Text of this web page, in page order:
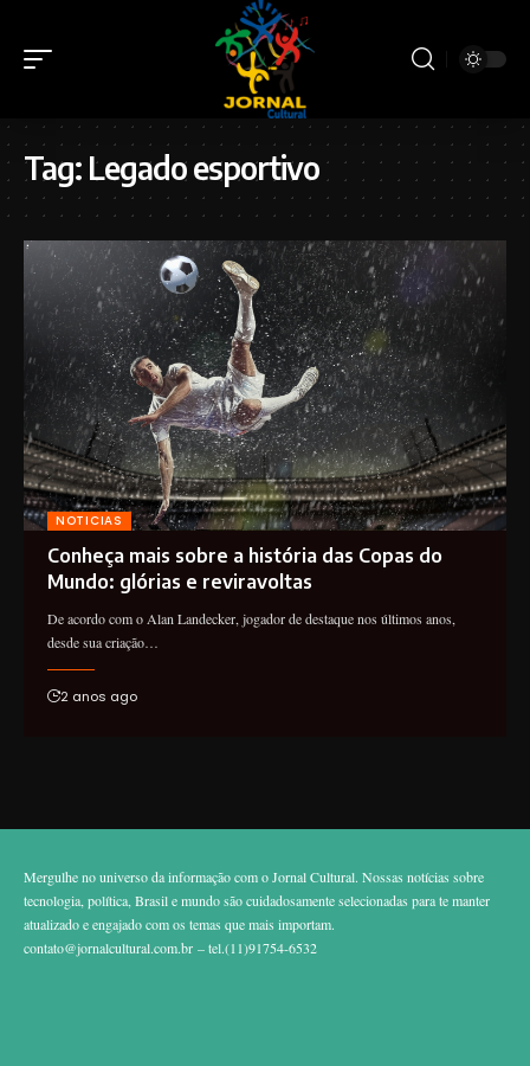
Tag: Legado esportivo
NOTICIAS
Conheça mais sobre a história das Copas do
Mundo: glórias e reviravoltas
De acordo com o Alan Landecker, jogador de destaque nos últimos anos,
desde sua criação…
2 anos ago
Mergulhe no universo da informação com o Jornal Cultural. Nossas notícias sobre
tecnologia, política, Brasil e mundo são cuidadosamente selecionadas para te manter
atualizado e engajado com os temas que mais importam.
contato@jornalcultural.com.br – tel.(11)91754-6532